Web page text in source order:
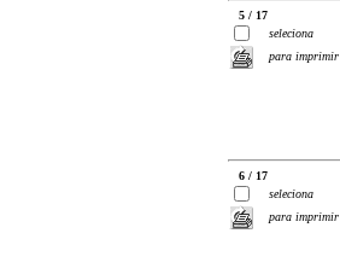
5 / 17
seleciona
para imprimir
6 / 17
seleciona
para imprimir